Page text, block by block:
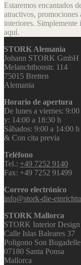
Estaremos encantados
atractivos, promociones
interiores. Simplemente
aquí.
STORK Alemania
Johann STORK GmbH
Melanchthonstr. 114
75015 Bretten
Alemania
Horario de apertura
De lunes a viernes:
y: 14:00 a 18:30 h
Sábados: 9:00 a 14:00 h
& Con cita previa
Teléfono
Tel.: +49 7252 9140
Fax: +49 7252 91499
Correo electrónico
info@stork-die-
STORK Mallorca
STORK Interior
Calle Islas Baleares 37
Poligono Son
07180 Santa Ponsa
Mallorca